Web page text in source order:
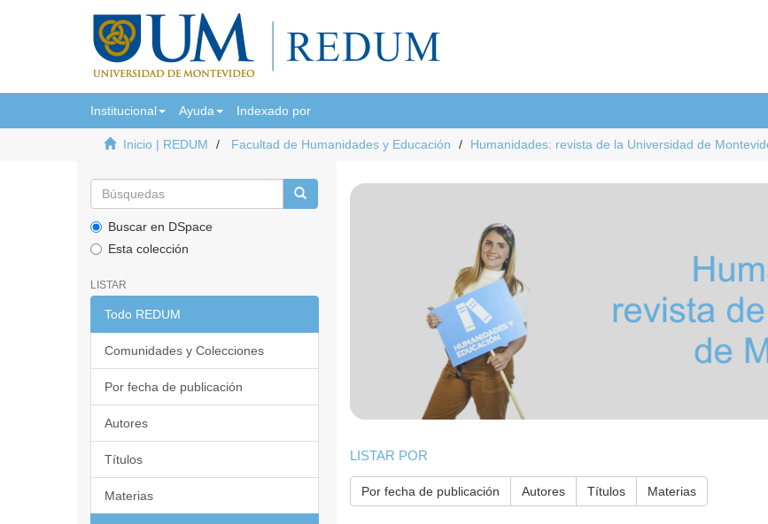
Institucional Ayuda Indexado por
Inicio | REDUM Facultad de Humanidades y Educación Humanidades: revista de la Universidad de
Buscar en DSpace
Esta colección
LISTAR
Todo REDUM
Comunidades y Colecciones
Por fecha de publicación
Autores
Títulos
Materias
LISTAR POR
Por fecha de publicación Autores Títulos Materias